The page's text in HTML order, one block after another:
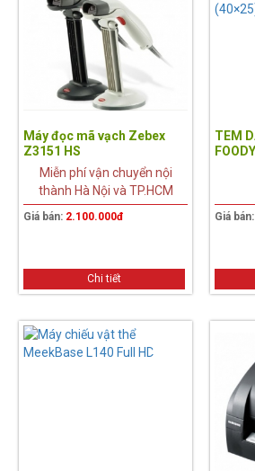
Máy đọc mã vạch Zebex
Z3151 HS
Miễn phí vận chuyển nội
thành Hà Nội và TP.HCM
Giá bán: 2.100.000đ
Chi tiết
TEM
Giá bán:
29%